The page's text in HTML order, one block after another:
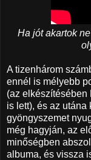
Ha jót akartok
A tizenhárom
ennél is mélyebb
(az elkészítésében
is lett), és az utána
gyöngyszemet
még hagyján, az
minőségben
albuma, és vissza